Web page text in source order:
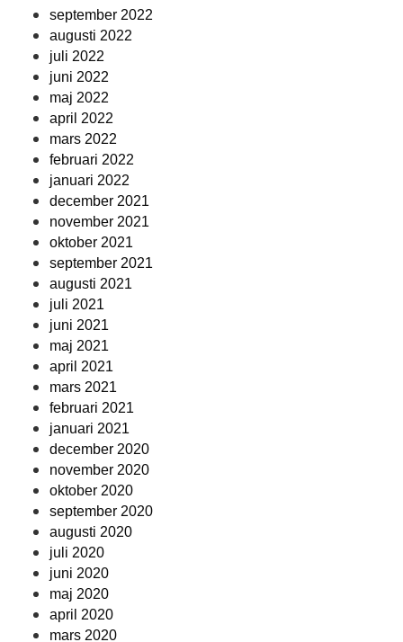
september 2022
augusti 2022
juli 2022
juni 2022
maj 2022
april 2022
mars 2022
februari 2022
januari 2022
december 2021
november 2021
oktober 2021
september 2021
augusti 2021
juli 2021
juni 2021
maj 2021
april 2021
mars 2021
februari 2021
januari 2021
december 2020
november 2020
oktober 2020
september 2020
augusti 2020
juli 2020
juni 2020
maj 2020
april 2020
mars 2020